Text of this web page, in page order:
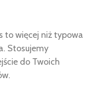
to więcej niż typowa
Stosujemy
do Twoich